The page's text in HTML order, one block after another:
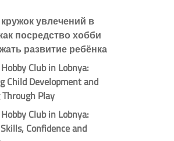
увлечений в
посредство хобби
развитие ребёнка
Club in Lobnya:
Child Development and
Play
Club in Lobnya:
Confidence and